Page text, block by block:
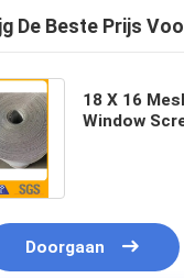
De Beste Prijs
18 X 16
Window
Doorgaan